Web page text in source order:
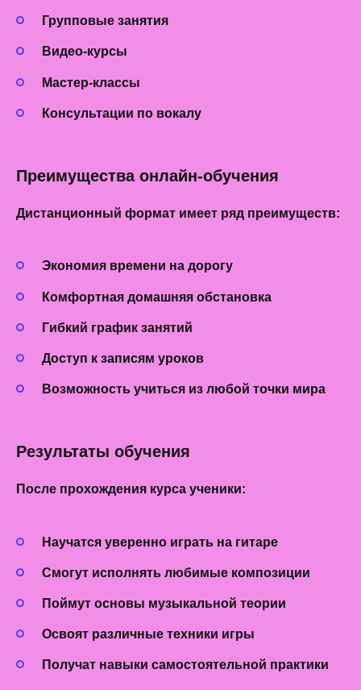
Групповые занятия
Видео-курсы
Мастер-классы
Консультации по вокалу
Преимущества онлайн-обучения
Дистанционный формат имеет ряд преимуществ:
Экономия времени на дорогу
Комфортная домашняя обстановка
Гибкий график занятий
Доступ к записям уроков
Возможность учиться из любой точки мира
Результаты обучения
После прохождения курса ученики:
Научатся уверенно играть на гитаре
Смогут исполнять любимые композиции
Поймут основы музыкальной теории
Освоят различные техники игры
Получат навыки самостоятельной практики